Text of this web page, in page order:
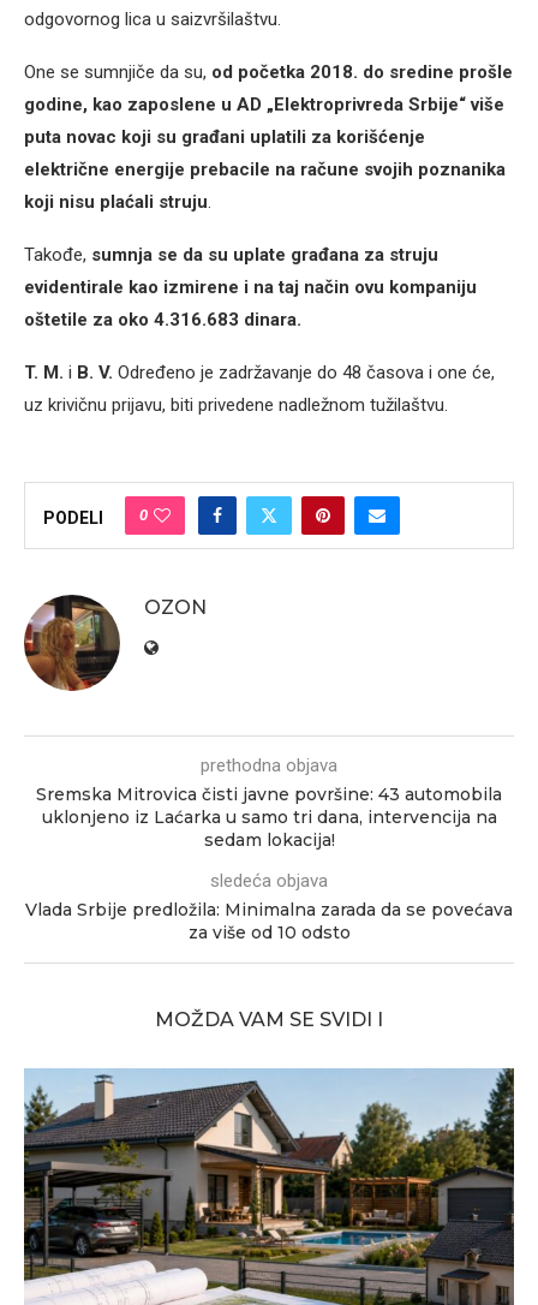
odgovornog lica u saizvršilaštvu.
One se sumnjiče da su, od početka 2018. do sredine prošle
godine, kao zaposlene u AD „Elektroprivreda Srbije“ više
puta novac koji su građani uplatili za korišćenje
električne energije prebacile na račune svojih poznanika
koji nisu plaćali struju.
Takođe, sumnja se da su uplate građana za struju
evidentirale kao izmirene i na taj način ovu kompaniju
oštetile za oko 4.316.683 dinara.
T. M. i B. V. Određeno je zadržavanje do 48 časova i one će,
uz krivičnu prijavu, biti privedene nadležnom tužilaštvu.
PODELI 0
OZON
prethodna objava
Sremska Mitrovica čisti javne površine: 43 automobila
uklonjeno iz Laćarka u samo tri dana, intervencija na
sedam lokacija!
sledeća objava
Vlada Srbije predložila: Minimalna zarada da se povećava
za više od 10 odsto
MOŽDA VAM SE SVIDI I